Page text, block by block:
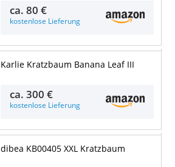
ca.80 €
kostenlose Lieferung
Karlie Kratzbaum Banana Leaf III
ca.300 €
kostenlose Lieferung
dibea KB00405 XXL Kratzbaum